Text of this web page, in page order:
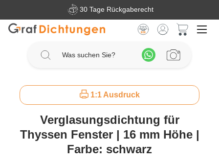
Zum Hauptinhalt springen30 Tage Rückgaberecht
1:1 Ausdruck
Verglasungsdichtung für
Thyssen Fenster | 16 mm Höhe |
Farbe: schwarz